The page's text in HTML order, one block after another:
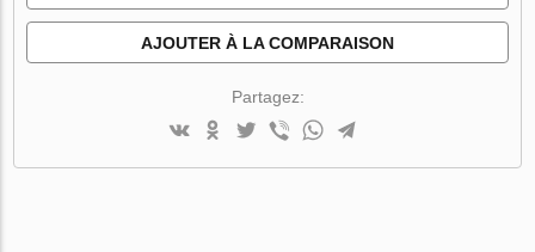
AJOUTER À LA COMPARAISON
Partagez: